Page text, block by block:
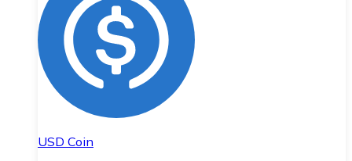
USD Coin